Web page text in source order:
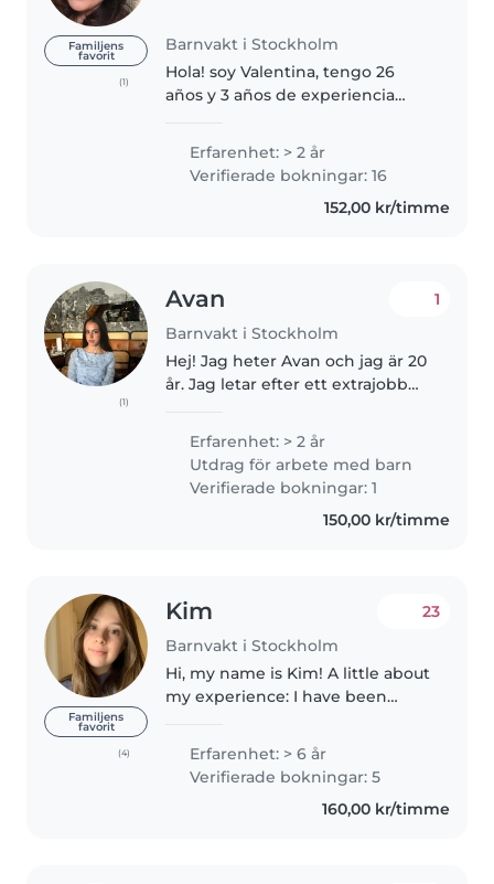
Familjens
favorit
(1)
Barnvakt i Stockholm
Hola! soy Valentina, tengo 26
años y 3 años de experiencia
edades, desde bebés hasta
pequeños en etapa escolar.
Todas las familias con las que he
Erfarenhet: > 2 år
Verifierade bokningar: 16
152,00 kr/timme
(1)
Avan
Barnvakt i Stockholm
1
Hej! Jag heter Avan och jag är 20
år. Jag letar efter ett extrajobb
pålitlig och engagerad person
som hjälper gärna till att ifrån
barnpassning till..
Erfarenhet: > 2 år
Utdrag för arbete med barn
Verifierade bokningar: 1
150,00 kr/timme
Familjens
favorit
(4)
Kim
Barnvakt i Stockholm
23
Hi, my name is Kim! A little about
my experience: I have been
I am experienced with kids
between 0 to 12 years old. I have
babysat for families of..
Erfarenhet: > 6 år
Verifierade bokningar: 5
160,00 kr/timme